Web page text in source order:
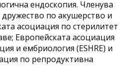
ендоскопия. Членува
по акушерство и
асоциация по стерилитет
Европейската асоциация
и ембриология (ESHRE) и
по репродуктивна